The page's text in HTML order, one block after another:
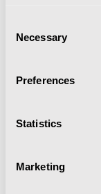
Selection
Necessary
Preferences
Statistics
Marketing